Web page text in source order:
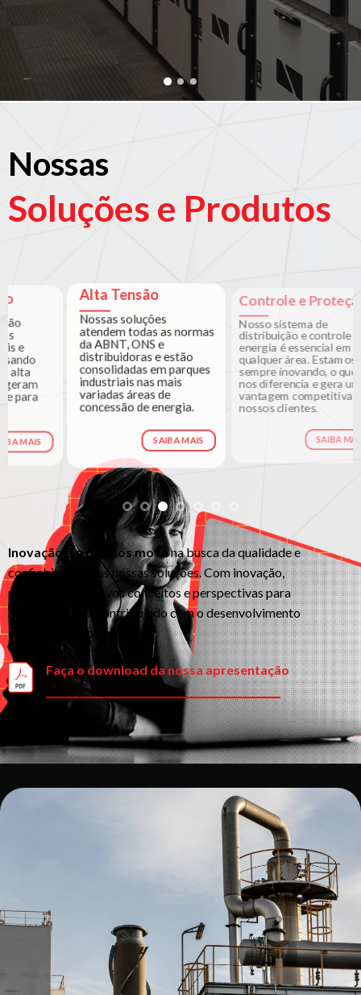
Nossas
Soluções e Produtos
Alta Tensão
Nossas soluções
atendem todas as normas
da ABNT, ONS e
distribuidoras e estão
consolidadas em parques
industriais nas mais
variadas áreas de
concessão de energia.
SAIBA MAIS
Controle e Proteção
Nosso sistema de
distribuição e controle de
energia é essencial em
qualquer área. Estamos
sempre inovando, o que
nos diferencia e gera uma
vantagem competitiva aos
nossos clientes.
SAIBA MAIS
Inovação é o que nos movena busca da qualidade e
confiabilidade das nossas soluções. Com inovação,
possibilitamos novos conceitos e perspectivas para
nossos clientes, contribuindo com o desenvolvimento
econômico e social do país.
Faça o download da nossa apresentação